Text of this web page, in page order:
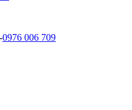
0976 006 709